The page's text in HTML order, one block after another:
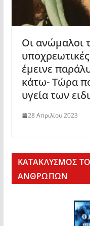
Οι ανώμαλοι
έμεινε
κάτω- Τώρα
υγεία των
28 Απριλίου 2023
KΑΤΑΚΛΥΣΜΟΣ
ΑΝΘΡΩΠΩΝ